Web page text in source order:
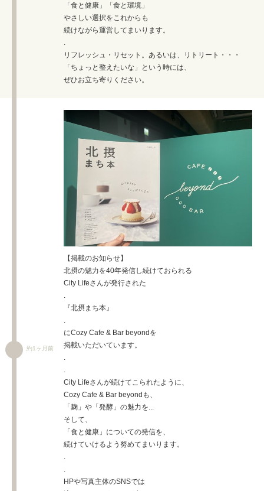
「食と健康」「食と環境」
やさしい選択をこれからも
続けながら運営してまいります。
.
リフレッシュ・リセット。あるいは、リトリート・・・
「ちょっと整えたいな」という時には、
ぜひお立ち寄りください。
約1ヶ月前
【掲載のお知らせ】
北摂の魅力を40年発信し続けておられる
City Lifeさんが発行された
.
『北摂まち本』
.
にCozy Cafe & Bar beyondを
掲載いただいています。
.
.
City Lifeさんが続けてこられたように、
Cozy Cafe & Bar beyondも、
「麹」や「発酵」の魅力を...
そして、
「食と健康」についての発信を、
続けていけるよう努めてまいります。
.
.
HPや写真主体のSNSでは